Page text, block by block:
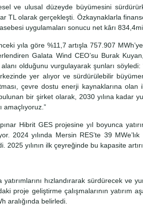
ve ulusal düzeyde büyümesini
TL olarak gerçekleşti. Özkaynaklarla
uygulamaları sonucu net kârı
yıla göre %11,7 artışla 757.907
Galata Wind CEO’su Burak
olduğunu vurgulayarak şunları
yer alıyor ve sürdürülebilir
çevre dostu enerji kaynaklarına olan
bir şirket olarak, 2030 yılına kadar
amaçlıyoruz.”
Hibrit GES projesine yıl boyunca
2024 yılında Mersin RES’te 39
yılının ilk çeyreğinde bu kapasite
hızlandırarak sürdürecek ve
proje geliştirme çalışmalarının yatırım
aralığında belirledi.